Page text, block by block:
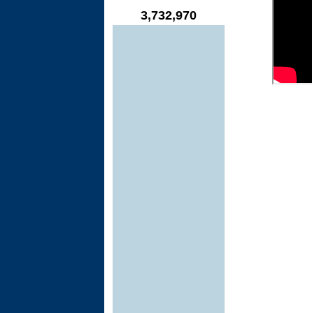
3,732,970